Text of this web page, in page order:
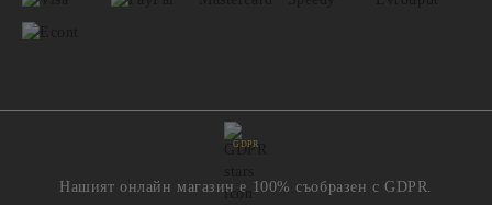
GDPR
Нашият онлайн магазин е 100% съобразен с GDPR.